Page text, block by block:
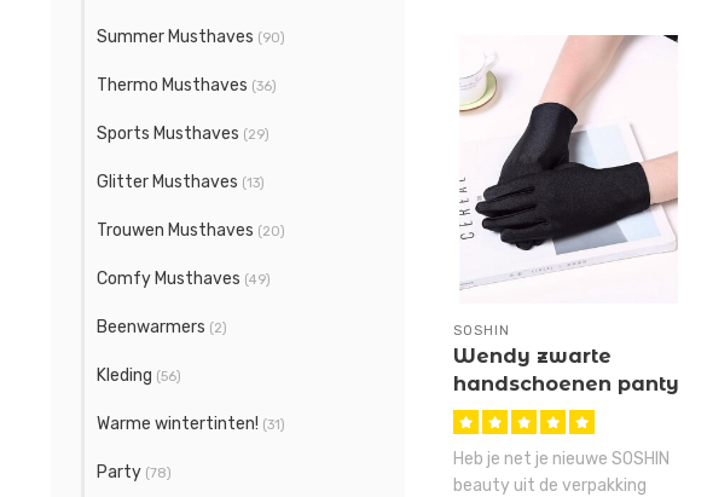
Summer Musthaves (90)
Thermo Musthaves (36)
Sports Musthaves (29)
Glitter Musthaves (13)
Trouwen Musthaves (20)
Comfy Musthaves (49)
Beenwarmers (2)
Kleding (56)
Warme wintertinten! (31)
Party (78)
SOSHIN
Wendy zwarte
handschoenen panty
Heb je net je nieuwe SOSHIN
beauty uit de verpakking